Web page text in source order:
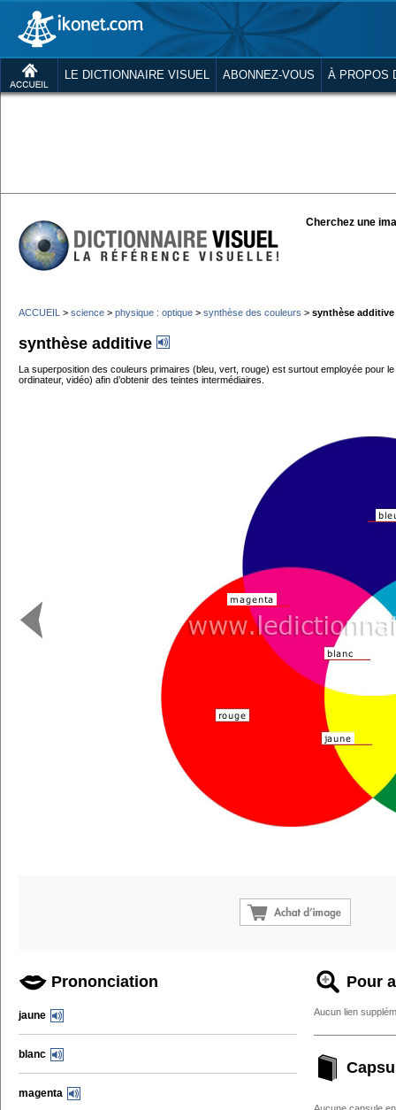
LE DICTIONNAIRE VISUEL ABONNEZ-VOUS À PROPOS
Cherchez une
ACCUEIL > science > physique : optique > synthèse des couleurs > synthèse additive
synthèse additive
La superposition des couleurs primaires (bleu, vert, rouge) est surtout employée pour le
ordinateur, vidéo) afin d’obtenir des teintes intermédiaires.
Prononciation
jaune
blanc
magenta
Pour
Aucun lien